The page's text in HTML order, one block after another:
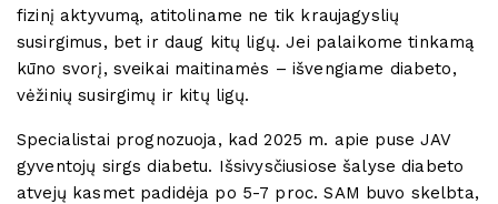
fizinį aktyvumą, atitoliname ne tik kraujagyslių
susirgimus, bet ir daug kitų ligų. Jei palaikome tinkamą
kūno svorį, sveikai maitinamės – išvengiame diabeto,
vėžinių susirgimų ir kitų ligų.
Specialistai prognozuoja, kad 2025 m. apie puse JAV
gyventojų sirgs diabetu. Išsivysčiusiose šalyse diabeto
atvejų kasmet padidėja po 5-7 proc. SAM buvo skelbta,